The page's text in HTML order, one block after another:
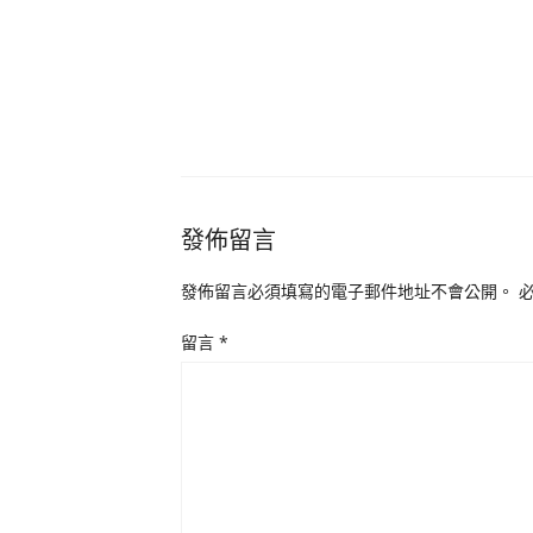
發佈留言
發佈留言必須填寫的電子郵件地址不會公開。
留言 *